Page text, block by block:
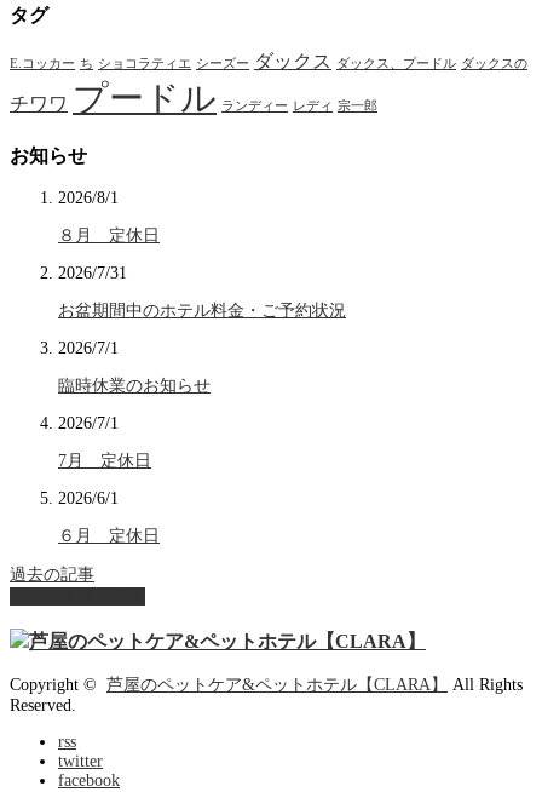
タグ
E.コッカー ち ショコラティエ シーズー ダックス ダックス、プードル ダックスの
チワワ プードル ランディー レディ 宗一郎
お知らせ
2026/8/1
８月 定休日
2026/7/31
お盆期間中のホテル料金・ご予約状況
2026/7/1
臨時休業のお知らせ
2026/7/1
7月 定休日
2026/6/1
６月 定休日
過去の記事
Copyright © 芦屋のペットケア&ペットホテル【CLARA】
All Rights
Reserved.
rss
twitter
facebook